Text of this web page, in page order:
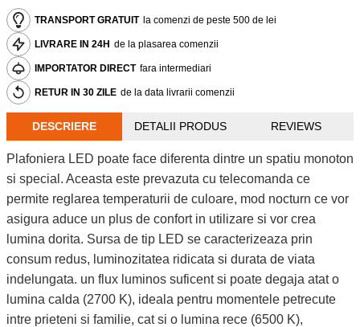
TRANSPORT GRATUIT la comenzi de peste 500 de lei
LIVRARE IN 24H de la plasarea comenzii
IMPORTATOR DIRECT fara intermediari
RETUR IN 30 ZILE de la data livrarii comenzii
DESCRIERE DETALII PRODUS REVIEWS
Plafoniera LED poate face diferenta dintre un spatiu monoton
si special. Aceasta este prevazuta cu telecomanda ce
permite reglarea temperaturii de culoare, mod nocturn ce vor
asigura aduce un plus de confort in utilizare si vor crea
lumina dorita. Sursa de tip LED se caracterizeaza prin
consum redus, luminozitatea ridicata si durata de viata
indelungata. un flux luminos suficent si poate degaja atat o
lumina calda (2700 K), ideala pentru momentele petrecute
intre prieteni si familie, cat si o lumina rece (6500 K),